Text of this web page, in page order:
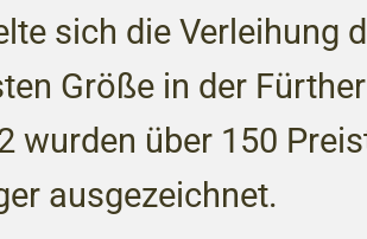
sich die Verleihung
Größe in der
wurden über 150
ausgezeichnet.